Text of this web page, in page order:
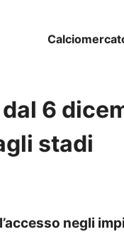
dal 6
stadi
negli